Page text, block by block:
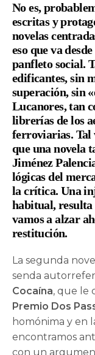
No es,
escritas y
novelas
eso que va
panfleto social.
edificantes, sin
superación, sin
Lucanores, tan
librerías de los
ferroviarias. Tal
que una novela
Jiménez
lógicas del
la crítica. Una
habitual, resulta
vamos a alzar
restitución.
La segunda
senda
Cocaína, que le
Premio Dos
homónima y en
encontramos
con un